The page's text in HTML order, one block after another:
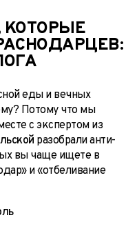
КОТОРЫЕ
еды и вечных
Потому что мы
с экспертом из
разобрали анти-
вы чаще ищете в
и «отбеливание